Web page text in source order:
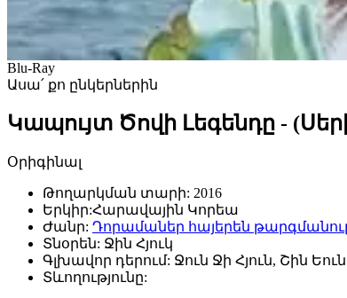
Blu-Ray
Ասա՛ քո ընկերներին
Կապույտ Ծովի Լեգենդը -
Օրիգինալ
Թողարկման տարի: 2016
Երկիր:Հարավային Կորեա
Ժանր: Դորամաներ հայերեն
Տնօրեն: Ջին Հյուկ
Գլխավոր դերում: Ջուն Ջի Հյուն, Շին
Տևողությունը: